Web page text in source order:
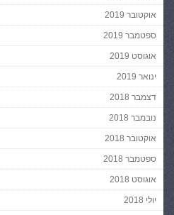
אוקטובר 2019
ספטמבר 2019
אוגוסט 2019
ינואר 2019
דצמבר 2018
נובמבר 2018
אוקטובר 2018
ספטמבר 2018
אוגוסט 2018
יולי 2018